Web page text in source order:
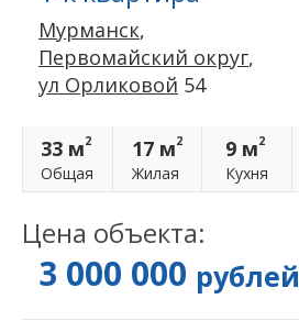
Мурманск,
Первомайский округ,
ул Орликовой 54
33 м2
Общая
17 м2
Жилая
9 м2
Кухня
Цена объекта:
3 000 000 рублей